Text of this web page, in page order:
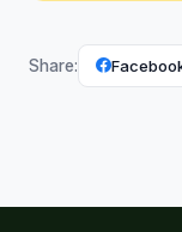
Share: